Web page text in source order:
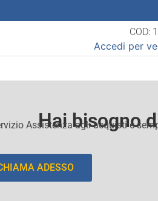
COD:
Accedi per
Hai bisogno
Assistenza agli acquisti e
ADESSO